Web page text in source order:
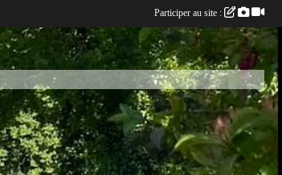
Participer au site :